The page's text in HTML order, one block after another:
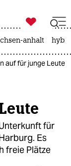

taz zahl ich
anhalt
auf für junge Leute
für
Es
freie Plätze